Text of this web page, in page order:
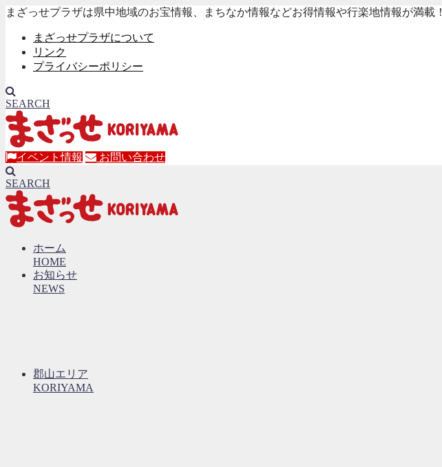
まざっせプラザは県中地域のお宝情報、まちなか情報などお得情報や行楽地情報が満載！
まざっせプラザについて
リンク
プライバシーポリシー
SEARCH
イベント情報 お問い合わせ
SEARCH
ホーム
HOME
お知らせ
NEWS
郡山エリア
KORIYAMA